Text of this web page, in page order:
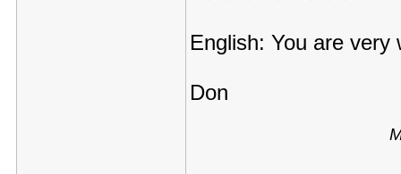
English: You are very
Don